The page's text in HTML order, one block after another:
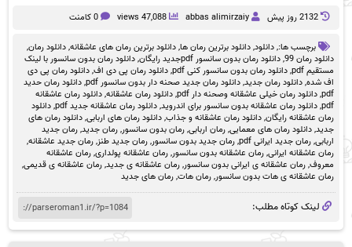
2132 روز پيش abbas alimirzaiy
47,088 views 0 کامنت
برچسب ها:,دانلود,دانلود برترین رمان ها,دانلود برترین رمان های عاشقانه,دانلود رمان,
دانلود رمان 99
,دانلود رمان بدون سانسور pdfجدید رایگان ,دانلود رمان بدون سانسور با لینک
مستقیم pdf
,دانلود رمان بدون سانسور کنی pdf ,دانلود رمان پی دی اف,دانلود رمان پی دی
اف شده,دانلود رمان جدید,دانلود رمان جدید صحنه دار بدون سانسور pdf ,دانلود رمان حدید
pdf
,دانلود رمان خیلی عاشقانه وصحنه دار pdf ,دانلود رمان عاشقانه,دانلود رمان عاشقانه
pdf
,دانلود رمان عاشقانه بدون سانسور برای اندروید,دانلود رمان عاشقانه جدید pdf ,دانلود
رمان عاشقانه رایگان,دانلود رمان عاشقانه و جذاب,دانلود رمان های اربابی,دانلود رمان های
جدید,دانلود رمان های معمایی,رمان اربابی,رمان بدون سانسور,رمان جدید,رمان جدید
اربابی,رمان جدید ایرانی pdf ,رمان جدید بدون سانسور,رمان جدید طنز,رمان جدید عاشقانه,
رمان عاشقانه ایرانی,رمان عاشقانه بدون سانسور,رمان عاشقانه پولداری,رمان عاشقانه
معروف,رمان عاشقانه ی ایرانی بدون سانسور,رمان عاشقانه ی جدید,رمان عاشقانه ی قدیمی,
رمان عاشقانه ی هات بدون سانسور,رمان هات,رمان های جدید
لینک کوتاه مطلب: